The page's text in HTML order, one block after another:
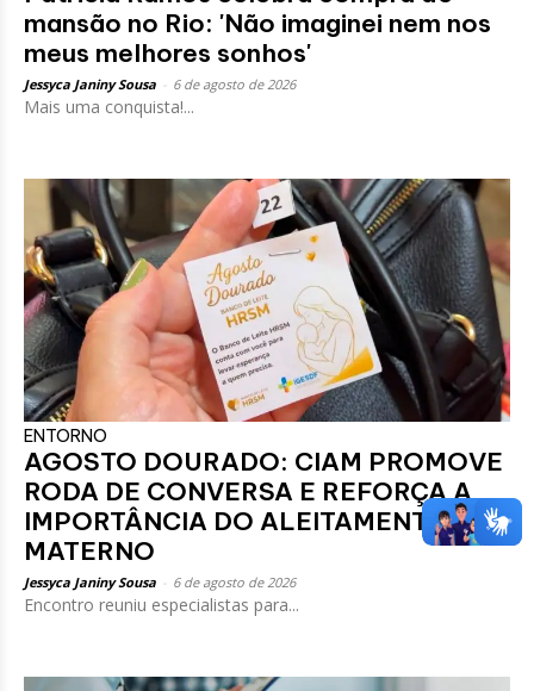
mansão no Rio: 'Não imaginei nem nos
meus melhores sonhos'
Jessyca Janiny Sousa 6 de agosto de 2026
Mais uma conquista!...
ENTORNO
AGOSTO DOURADO: CIAM PROMOVE
RODA DE CONVERSA E REFORÇA A
IMPORTÂNCIA DO ALEITAMENTO
MATERNO
Jessyca Janiny Sousa 6 de agosto de 2026
Encontro reuniu especialistas para...